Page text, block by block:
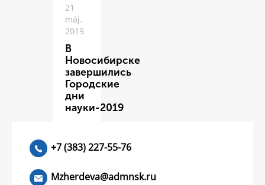
21
máj.
2019
В
Новосибирске
завершились
Городские
дни
науки-2019
+7 (383) 227-55-76
Mzherdeva@admnsk.ru